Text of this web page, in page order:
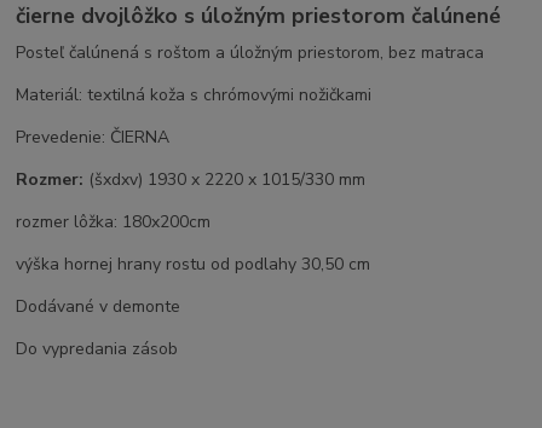
čierne dvojlôžko s úložným priestorom čalúnené
Posteľ čalúnená s roštom a úložným priestorom, bez matraca
Materiál: textilná koža s chrómovými nožičkami
Prevedenie: ČIERNA
Rozmer: (šxdxv) 1930 x 2220 x 1015/330 mm
rozmer lôžka: 180x200cm
výška hornej hrany rostu od podlahy 30,50 cm
Dodávané v demonte
Do vypredania zásob